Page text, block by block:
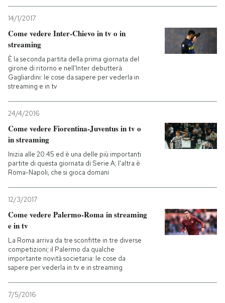
Entra
14/1/2017
Come vedere Inter-Chievo in tv o in
streaming
È la seconda partita della prima giornata del
girone di ritorno e nell'Inter debutterà
Gagliardini: le cose da sapere per vederla in
streaming e in tv
24/4/2016
Come vedere Fiorentina-Juventus in tv o
in streaming
Inizia alle 20.45 ed è una delle più importanti
partite di questa giornata di Serie A; l'altra è
Roma-Napoli, che si gioca domani
12/3/2017
Come vedere Palermo-Roma in streaming
e in tv
La Roma arriva da tre sconfitte in tre diverse
competizioni; il Palermo da qualche
importante novità societaria: le cose da
sapere per vederla in tv e in streaming
7/5/2016